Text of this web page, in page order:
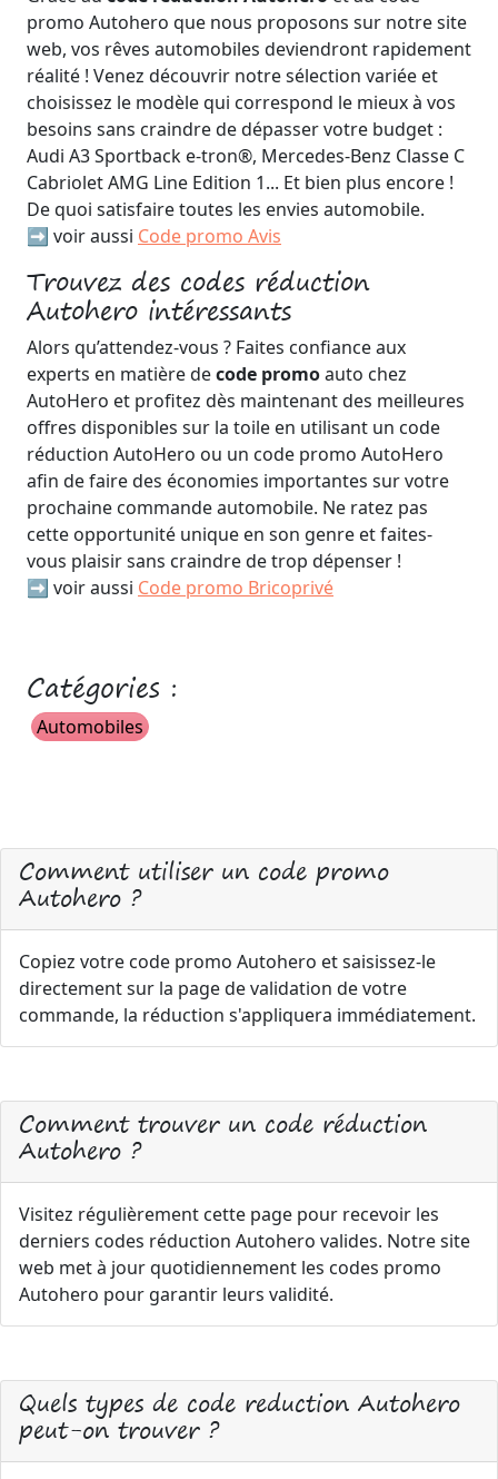
promo Autohero que nous proposons sur notre site
web, vos rêves automobiles deviendront rapidement
réalité ! Venez découvrir notre sélection variée et
choisissez le modèle qui correspond le mieux à vos
besoins sans craindre de dépasser votre budget :
Audi A3 Sportback e-tron®, Mercedes-Benz Classe C
Cabriolet AMG Line Edition 1... Et bien plus encore !
De quoi satisfaire toutes les envies automobile.
➡️ voir aussi Code promo Avis
Trouvez des codes réduction
Autohero intéressants
Alors qu’attendez-vous ? Faites confiance aux
experts en matière decode promoauto chez
AutoHero et profitez dès maintenant des meilleures
offres disponibles sur la toile en utilisant un code
réduction AutoHero ou un code promo AutoHero
afin de faire des économies importantes sur votre
prochaine commande automobile. Ne ratez pas
cette opportunité unique en son genre et faites-
vous plaisir sans craindre de trop dépenser !
➡️ voir aussi Code promo Bricoprivé
Catégories :
Automobiles
Comment utiliser un code promo
Autohero ?
Copiez votre code promo Autohero et saisissez-le
directement sur la page de validation de votre
commande, la réduction s'appliquera immédiatement.
Comment trouver un code réduction
Autohero ?
Visitez régulièrement cette page pour recevoir les
derniers codes réduction Autohero valides. Notre site
web met à jour quotidiennement les codes promo
Autohero pour garantir leurs validité.
Quels types de code reduction Autohero
peut-on trouver ?